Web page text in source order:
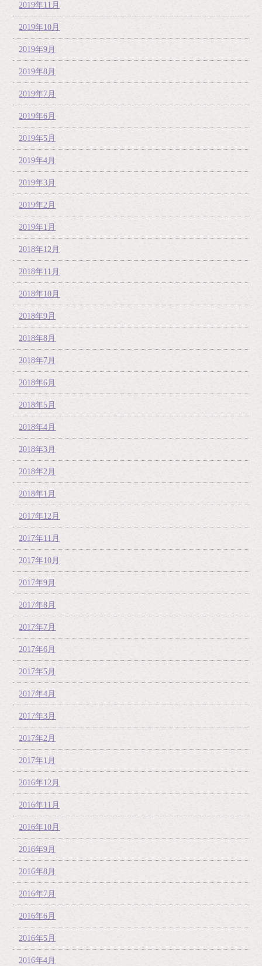
2019年11月
2019年10月
2019年9月
2019年8月
2019年7月
2019年6月
2019年5月
2019年4月
2019年3月
2019年2月
2019年1月
2018年12月
2018年11月
2018年10月
2018年9月
2018年8月
2018年7月
2018年6月
2018年5月
2018年4月
2018年3月
2018年2月
2018年1月
2017年12月
2017年11月
2017年10月
2017年9月
2017年8月
2017年7月
2017年6月
2017年5月
2017年4月
2017年3月
2017年2月
2017年1月
2016年12月
2016年11月
2016年10月
2016年9月
2016年8月
2016年7月
2016年6月
2016年5月
2016年4月